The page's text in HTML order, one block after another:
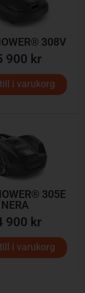
308V
900 kr
i varukorg
305E
NERA
900 kr
i varukorg